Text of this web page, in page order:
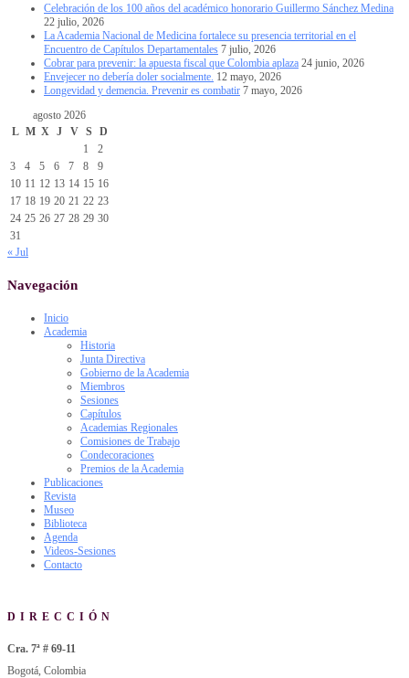
Celebración de los 100 años del académico honorario Guillermo Sánchez Medina
22 julio, 2026
La Academia Nacional de Medicina fortalece su presencia territorial en el
Encuentro de Capítulos Departamentales 7 julio, 2026
Cobrar para prevenir: la apuesta fiscal que Colombia aplaza 24 junio, 2026
Envejecer no debería doler socialmente. 12 mayo, 2026
Longevidad y demencia. Prevenir es combatir 7 mayo, 2026
agosto 2026
L M X J V S
D
1
2
3
4 5 6 7 8
9
10 11 12 13 14 15 16
17 18 19 20 21 22 23
24 25 26 27 28 29 30
31
« Jul
Navegación
Inicio
Academia
Historia
Junta Directiva
Gobierno de la Academia
Miembros
Sesiones
Capítulos
Academias Regionales
Comisiones de Trabajo
Condecoraciones
Premios de la Academia
Publicaciones
Revista
Museo
Biblioteca
Agenda
Videos-Sesiones
Contacto
DIRECCIÓN
Cra. 7ª # 69-11
Bogotá, Colombia